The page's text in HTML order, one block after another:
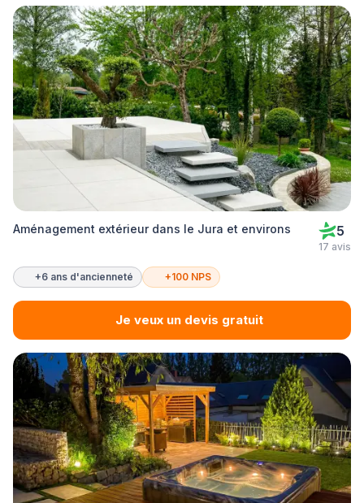
Aménagement extérieur dans le Jura et environs 5
17 avis
+6 ans d'ancienneté +100 NPS
Je veux un devis gratuit